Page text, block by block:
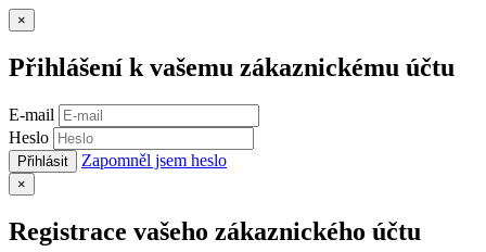
×
Přihlášení k vašemu zákaznickému účtu
E-mail
Heslo
Přihlásit Zapomněl jsem heslo
×
Registrace vašeho zákaznického účtu